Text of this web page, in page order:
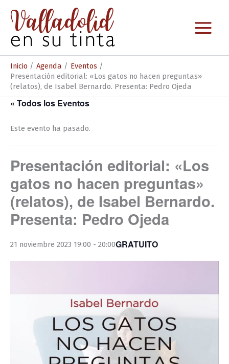
contenido
Inicio Agenda
Eventos
Presentación editorial: «Los gatos no hacen preguntas»
(relatos), de Isabel Bernardo. Presenta: Pedro Ojeda
« Todos los Eventos
Este evento ha pasado.
Presentación editorial: «Los
gatos no hacen preguntas»
(relatos), de Isabel Bernardo.
Presenta: Pedro Ojeda
21 noviembre 2023 19:00 - 20:00GRATUITO